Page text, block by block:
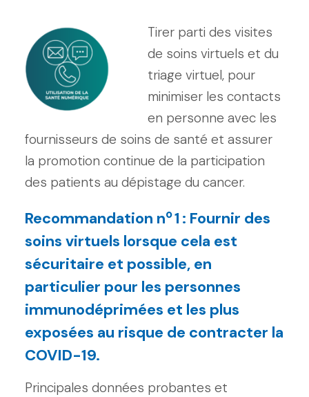
Tirer parti des visites
de soins virtuels et du
triage virtuel, pour
minimiser les contacts
en personne avec les
fournisseurs de soins de santé et assurer
la promotion continue de la participation
des patients au dépistage du cancer.
Recommandation no1 : Fournir des
soins virtuels lorsque cela est
sécuritaire et possible, en
particulier pour les personnes
immunodéprimées et les plus
exposées au risque de contracter la
COVID-19.
Principales données probantes et